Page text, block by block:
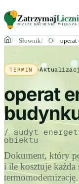
Zatrzymaj
NIŻSZE RACHUNKI. WIĘKSZA
Słownik O operat
TERMIN
operat
/ audyt
obiektu
Dokument, który
i ile kosztuje każda
termomodernizację.